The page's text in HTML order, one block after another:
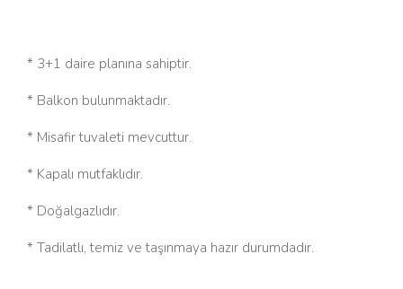
* 3+1 daire planına sahiptir.
* Balkon bulunmaktadır.
* Misafir tuvaleti mevcuttur.
* Kapalı mutfaklıdır.
* Doğalgazlıdır.
* Tadilatlı, temiz ve taşınmaya hazır durumdadır.